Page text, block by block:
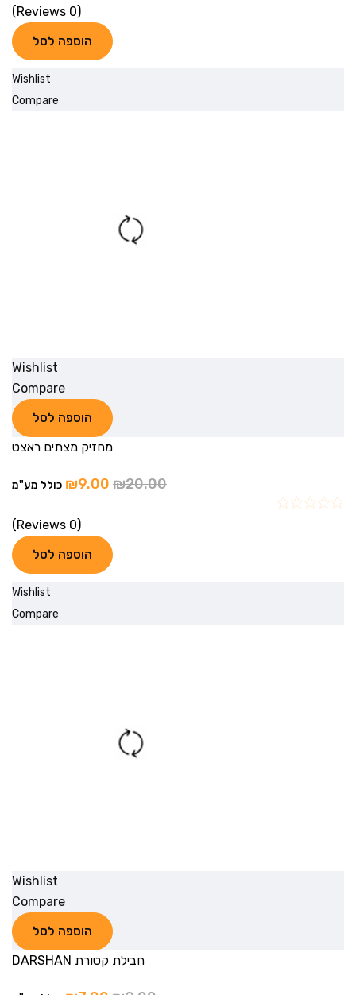
(0 Reviews)
הוספה לסל
Wishlist
Compare
Wishlist
Compare
הוספה לסל
מחזיק מצתים ראצט
₪20.00
₪9.00 כולל מע"מ
(0 Reviews)
הוספה לסל
Wishlist
Compare
Wishlist
Compare
הוספה לסל
חבילת קטורת DARSHAN